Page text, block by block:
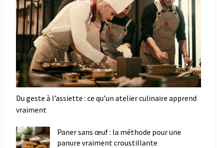
Du geste à l’assiette : ce qu’un atelier culinaire apprend
vraiment
Paner sans œuf : la méthode pour une
panure vraiment croustillante